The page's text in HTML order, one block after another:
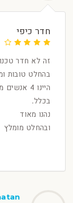
חדר כיפי
זה לא חדר
בהחלט טובות
היינו 4
בכלל.
נהנו מאוד
ובהחלט מומלץ